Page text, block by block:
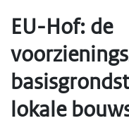
EU-Hof: de
lokale